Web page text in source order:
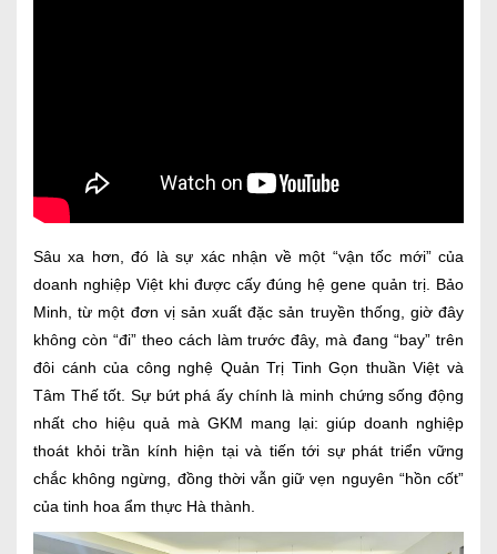
Sâu xa hơn, đó là sự xác nhận về một “vận tốc mới” của
doanh nghiệp Việt khi được cấy đúng hệ gene quản trị. Bảo
Minh, từ một đơn vị sản xuất đặc sản truyền thống, giờ đây
không còn “đi” theo cách làm trước đây, mà đang “bay” trên
đôi cánh của công nghệ Quản Trị Tinh Gọn thuần Việt và
Tâm Thế tốt. Sự bứt phá ấy chính là minh chứng sống động
nhất cho hiệu quả mà GKM mang lại: giúp doanh nghiệp
thoát khỏi trần kính hiện tại và tiến tới sự phát triển vững
chắc không ngừng, đồng thời vẫn giữ vẹn nguyên “hồn cốt”
của tinh hoa ẩm thực Hà thành.